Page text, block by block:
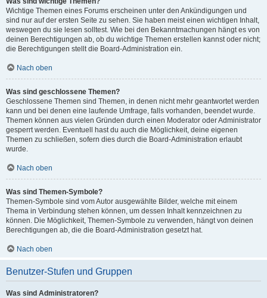
Wichtige Themen eines Forums erscheinen unter den Ankündigungen und
sind nur auf der ersten Seite zu sehen. Sie haben meist einen wichtigen Inhalt,
weswegen du sie lesen solltest. Wie bei den Bekanntmachungen hängt es von
deinen Berechtigungen ab, ob du wichtige Themen erstellen kannst oder nicht;
die Berechtigungen stellt die Board-Administration ein.
Nach oben
Was sind geschlossene Themen?
Geschlossene Themen sind Themen, in denen nicht mehr geantwortet werden
kann und bei denen eine laufende Umfrage, falls vorhanden, beendet wurde.
Themen können aus vielen Gründen durch einen Moderator oder Administrator
gesperrt werden. Eventuell hast du auch die Möglichkeit, deine eigenen
Themen zu schließen, sofern dies durch die Board-Administration erlaubt
wurde.
Nach oben
Was sind Themen-Symbole?
Themen-Symbole sind vom Autor ausgewählte Bilder, welche mit einem
Thema in Verbindung stehen können, um dessen Inhalt kennzeichnen zu
können. Die Möglichkeit, Themen-Symbole zu verwenden, hängt von deinen
Berechtigungen ab, die die Board-Administration gesetzt hat.
Nach oben
Benutzer-Stufen und Gruppen
Was sind Administratoren?